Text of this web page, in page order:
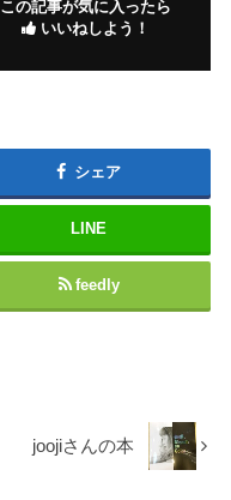
この記事が気に入ったら
いいねしよう！
シェア
LINE
feedly
joojiさんの本